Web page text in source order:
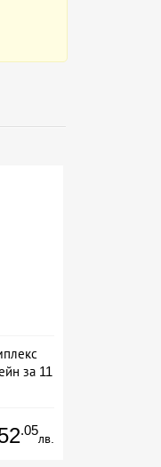
за 11
.05
лв.